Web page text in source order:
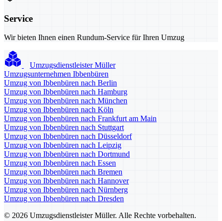
Service
Wir bieten Ihnen einen Rundum-Service für Ihren Umzug
Umzugsdienstleister Müller
Umzugsunternehmen Ibbenbüren
Umzug von Ibbenbüren nach Berlin
Umzug von Ibbenbüren nach Hamburg
Umzug von Ibbenbüren nach München
Umzug von Ibbenbüren nach Köln
Umzug von Ibbenbüren nach Frankfurt am Main
Umzug von Ibbenbüren nach Stuttgart
Umzug von Ibbenbüren nach Düsseldorf
Umzug von Ibbenbüren nach Leipzig
Umzug von Ibbenbüren nach Dortmund
Umzug von Ibbenbüren nach Essen
Umzug von Ibbenbüren nach Bremen
Umzug von Ibbenbüren nach Hannover
Umzug von Ibbenbüren nach Nürnberg
Umzug von Ibbenbüren nach Dresden
© 2026 Umzugsdienstleister Müller. Alle Rechte vorbehalten.